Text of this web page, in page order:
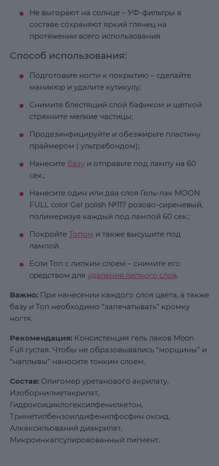
Не выгорают на солнце – УФ-фильтры в
составе сохраняют яркий глянец на
протяжении всего использования
Способ использования:
Подготовьте ногти к покрытию – сделайте
маникюр и удалите кутикулу;
Снимите блестящий слой бафиком и щёткой
стряхните мелкие частицы;
Продезинфицируйте и обезжирьте пластину
праймером ( ультрабондом);
Нанесите базу и отправьте под лампу на 60
сек.;
Нанесите один или два слоя Гель-лак MOON
FULL color Gel polish №117 розово-сиреневый,
полимеризуя каждый под лампой 60 сек.;
Покройте Топом и также высушите под
лампой.
Если Топ с липким слоем – снимите его
средством для удаления липкого слоя.
Важно: При нанесении каждого слоя цвета, а также
базу и Топ необходимо “запечатывать” кромку
ногтя.
Рекомендация: Консистенция гель лаков Moon
Full густая. Чтобы не образовывались “морщины” и
“наплывы” наносите тонким слоем.
Состав: Олигомер уретанового акрилату,
Изоборнилметакрилат,
Гидроксициклогексилфенилкетон,
Триметилбензоилдифенилфосфин оксид,
Алкаксильований диакрилат,
Микроинкапсулировованный пигмент.